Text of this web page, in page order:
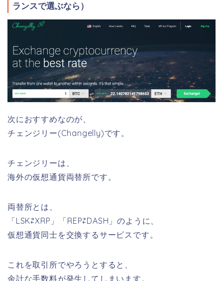
ランスで選ぶなら）
次におすすめなのが、
チェンジリー(Changelly)です。
チェンジリーは、
海外の仮想通貨両替所です。
両替所とは、
「LSK⇄XRP」「REP⇄DASH」のように、
仮想通貨同士を交換するサービスです。
これを取引所でやろうとすると、
余計な手数料が発生してしまいます。